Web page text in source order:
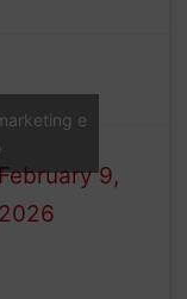
(@Cadillac_F1)
9,
2026
e